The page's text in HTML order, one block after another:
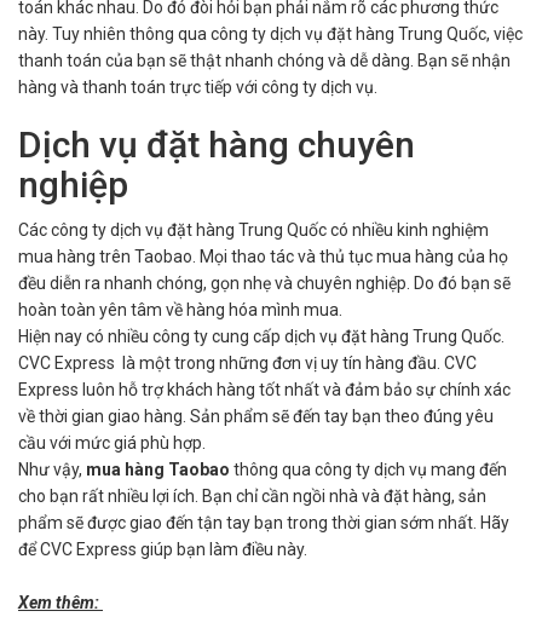
toán khác nhau. Do đó đòi hỏi bạn phải nắm rõ các phương thức
này. Tuy nhiên thông qua công ty dịch vụ đặt hàng Trung Quốc, việc
thanh toán của bạn sẽ thật nhanh chóng và dễ dàng. Bạn sẽ nhận
hàng và thanh toán trực tiếp với công ty dịch vụ.
Dịch vụ đặt hàng chuyên
nghiệp
Các công ty dịch vụ đặt hàng Trung Quốc có nhiều kinh nghiệm
mua hàng trên Taobao. Mọi thao tác và thủ tục mua hàng của họ
đều diễn ra nhanh chóng, gọn nhẹ và chuyên nghiệp. Do đó bạn sẽ
hoàn toàn yên tâm về hàng hóa mình mua.
Hiện nay có nhiều công ty cung cấp dịch vụ đặt hàng Trung Quốc.
CVC Express là một trong những đơn vị uy tín hàng đầu. CVC
Express luôn hỗ trợ khách hàng tốt nhất và đảm bảo sự chính xác
về thời gian giao hàng. Sản phẩm sẽ đến tay bạn theo đúng yêu
cầu với mức giá phù hợp.
Như vậy, mua hàng Taobao thông qua công ty dịch vụ mang đến
cho bạn rất nhiều lợi ích. Bạn chỉ cần ngồi nhà và đặt hàng, sản
phẩm sẽ được giao đến tận tay bạn trong thời gian sớm nhất. Hãy
để CVC Express giúp bạn làm điều này.
Xem thêm: